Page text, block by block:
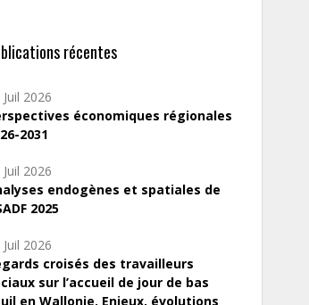
récentes
Juil 2026
économiques régionales
2031
Juil 2026
endogènes et spatiales de
2025
Juil 2026
croisés des travailleurs
sur l’accueil de jour de bas
en Wallonie. Enjeux, évolutions